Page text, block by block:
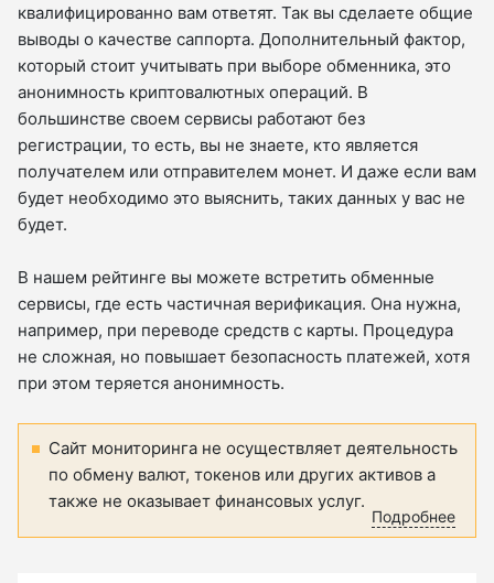
квалифицированно вам ответят. Так вы сделаете общие
выводы о качестве саппорта. Дополнительный фактор,
который стоит учитывать при выборе обменника, это
анонимность криптовалютных операций. В
большинстве своем сервисы работают без
регистрации, то есть, вы не знаете, кто является
получателем или отправителем монет. И даже если вам
будет необходимо это выяснить, таких данных у вас не
будет.
В нашем рейтинге вы можете встретить обменные
сервисы, где есть частичная верификация. Она нужна,
например, при переводе средств с карты. Процедура
не сложная, но повышает безопасность платежей, хотя
при этом теряется анонимность.
Сайт мониторинга не осуществляет деятельность
по обмену валют, токенов или других активов а
также не оказывает финансовых услуг.
Подробнее